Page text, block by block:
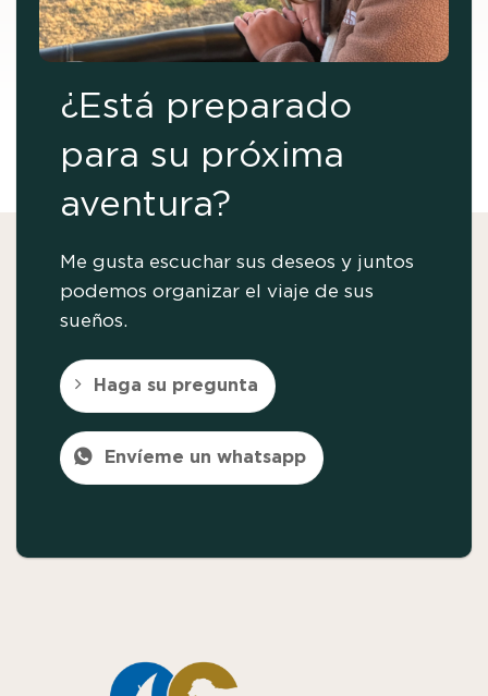
¿Está preparado
para su próxima
aventura?
Me gusta escuchar sus deseos y juntos
podemos organizar el viaje de sus
sueños.
Haga su pregunta
Envíeme un whatsapp